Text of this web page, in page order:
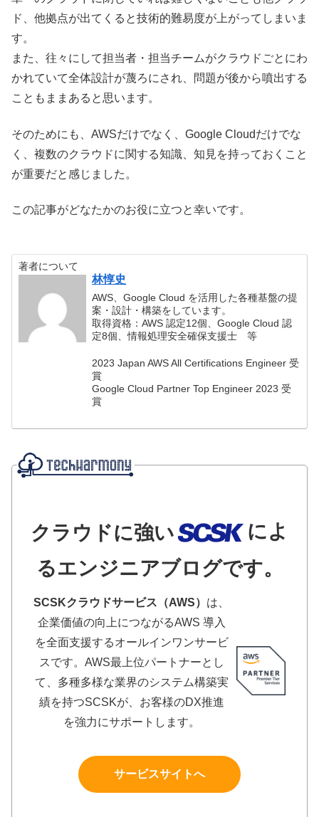
ド、他拠点が出てくると技術的難易度が上がってしまいま
す。
また、往々にして担当者・担当チームがクラウドごとにわ
かれていて全体設計が蔑ろにされ、問題が後から噴出する
こともままあると思います。
そのためにも、AWSだけでなく、Google Cloudだけでな
く、複数のクラウドに関する知識、知見を持っておくこと
が重要だと感じました。
この記事がどなたかのお役に立つと幸いです。
著者について
林惇史
AWS、Google Cloud を活用した各種基盤の提
案・設計・構築をしています。
取得資格：AWS 認定12個、Google Cloud 認
定8個、情報処理安全確保支援士 等
2023 Japan AWS All Certifications Engineer 受
賞
Google Cloud Partner Top Engineer 2023 受
賞
クラウドに強い
によ
るエンジニアブログです。
SCSKクラウドサービス（AWS） は、
企業価値の向上につながるAWS 導入
を全面支援するオールインワンサービ
スです。AWS最上位パートナーとし
て、多種多様な業界のシステム構築実
績を持つSCSKが、お客様のDX推進
を強力にサポートします。
サービスサイトへ